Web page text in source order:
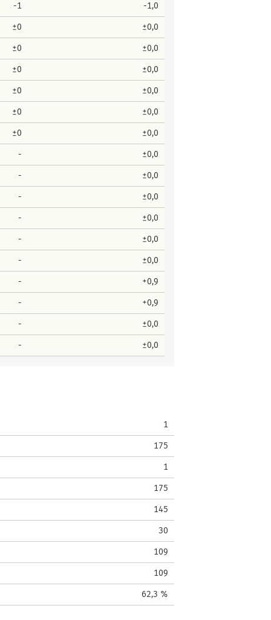
-1 -1,0
±0 ±0,0
±0 ±0,0
±0 ±0,0
±0 ±0,0
±0 ±0,0
±0 ±0,0
- ±0,0
- ±0,0
- ±0,0
- ±0,0
- ±0,0
- ±0,0
- +0,9
- +0,9
- ±0,0
- ±0,0
1
175
1
175
145
30
109
109
62,3 %